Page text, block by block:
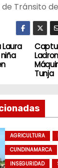
Tránsito
Tunja
Laura
AGRICULTURA
CUNDINAMARCA
INSEGURIDAD